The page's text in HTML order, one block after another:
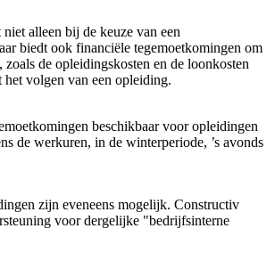
alleen bij de keuze van een
biedt ook financiële tegemoetkomingen om
zoals de opleidingskosten en de loonkosten
het volgen van een opleiding.
beschikbaar voor opleidingen
de werkuren, in de winterperiode, ’s avonds
zijn eveneens mogelijk. Constructiv
voor dergelijke "bedrijfsinterne